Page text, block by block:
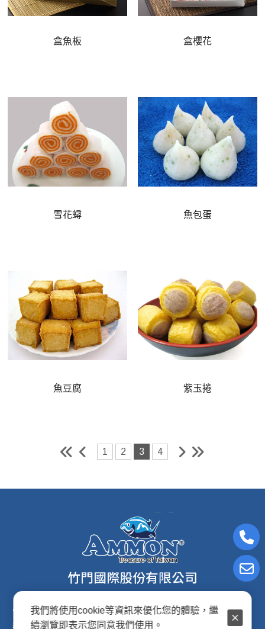
盒魚板 盒櫻花
雪花蟳 魚包蛋
魚豆腐 紫玉捲
1 2 3 4
電子信箱:ammon8@ms22.hinet.net
我們將使用cookie等資訊來優化您的體驗，繼
續瀏覽即表示您同意我們使用。